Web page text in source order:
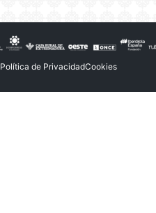
Política de PrivacidadCookies